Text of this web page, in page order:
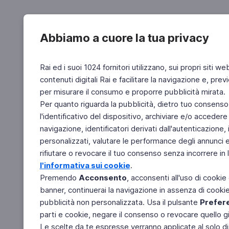
Abbiamo a cuore la tua privacy
Rai ed i suoi 1024 fornitori utilizzano, sui propri siti
contenuti digitali Rai e facilitare la navigazione e,
per misurare il consumo e proporre pubblicità mirata.
Per quanto riguarda la pubblicità, dietro tuo
l'identificativo del dispositivo, archiviare e/o
navigazione, identificatori derivati
personalizzati, valutare le performance degli
rifiutare o revocare il tuo consenso senza incorrere
l'informativa sui cookie.
Premendo Acconsento, acconsenti all'uso di
banner, continuerai la navigazione in assenza di
pubblicità non personalizzata. Usa il pulsante
parti e cookie, negare il consenso o revocare quello
Le scelte da te espresse verranno applicate al solo